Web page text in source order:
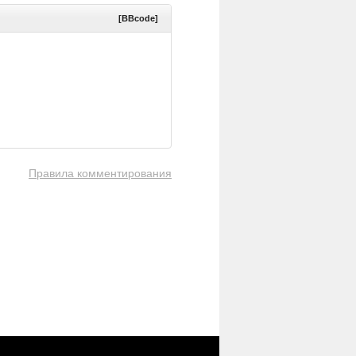
[BBcode]
Правила комментирования